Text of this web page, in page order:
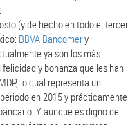
(y de hecho en todo el tercer
BBVA Bancomery
ya son los más
y bonanza que les han
lo cual representa un
en 2015 y prácticamente
Y aunque es digno de